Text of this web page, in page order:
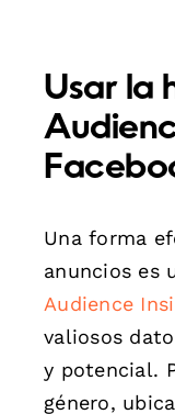
Usar la
Una forma
anuncios es
Audience
valiosos
y potencial.
género,